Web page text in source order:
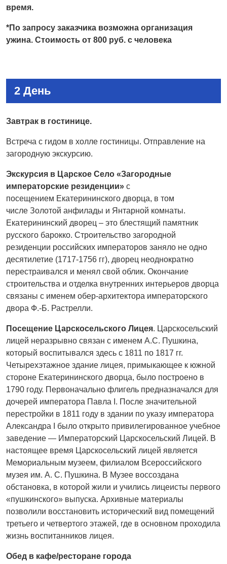
время.
*По запросу заказчика возможна организация
ужина. Стоимость от 800 руб. с человека
2 День
Завтрак в гостинице.
Встреча с гидом в холле гостиницы. Отправление на
загородную экскурсию.
Экскурсия в Царское Село «Загородные
императорские резиденции» с
посещением Екатерининского дворца, в том
числе Золотой анфилады и Янтарной комнаты.
Екатерининский дворец – это блестящий памятник
русского барокко. Строительство загородной
резиденции российских императоров заняло не одно
десятилетие (1717-1756 гг), дворец неоднократно
перестраивался и менял свой облик. Окончание
строительства и отделка внутренних интерьеров дворца
связаны с именем обер-архитектора императорского
двора Ф.-Б. Растрелли.
Посещение Царскосельского Лицея. Царскосельский
лицей неразрывно связан с именем А.С. Пушкина,
который воспитывался здесь с 1811 по 1817 гг.
Четырехэтажное здание лицея, примыкающее к южной
стороне Екатерининского дворца, было построено в
1790 году. Первоначально флигель предназначался для
дочерей императора Павла I. После значительной
перестройки в 1811 году в здании по указу императора
Александра I было открыто привилегированное учебное
заведение — Императорский Царскосельский Лицей. В
настоящее время Царскосельский лицей является
Мемориальным музеем, филиалом Всероссийского
музея им. А. С. Пушкина. В Музее воссоздана
обстановка, в которой жили и учились лицеисты первого
«пушкинского» выпуска. Архивные материалы
позволили восстановить исторический вид помещений
третьего и четвертого этажей, где в основном проходила
жизнь воспитанников лицея.
Обед в кафе/ресторане города